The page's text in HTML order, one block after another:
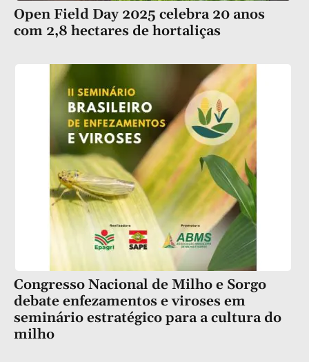
Open Field Day 2025 celebra 20 anos
com 2,8 hectares de hortaliças
Congresso Nacional de Milho e Sorgo
debate enfezamentos e viroses em
seminário estratégico para a cultura do
milho